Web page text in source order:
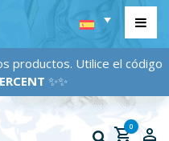
productos. Utilice el código
✨✨
0